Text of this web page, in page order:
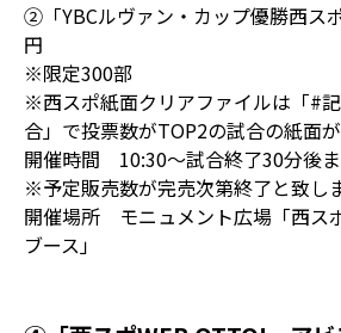
②「YBCルヴァン・カップ優勝西
円
※限定300部
※西スポ紙面クリアファイルは「#
合」で投票数がTOP2の試合の紙面が
開催時間 10:30～試合終了30分後
※予定販売数が完売次第終了と致しま
開催場所 モニュメント広場「西ス
ブース」